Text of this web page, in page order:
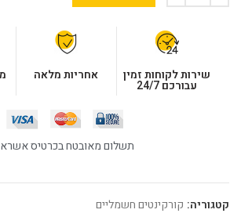
שירות לקוחות זמין
עבורכם 24/7
אחריות מלאה
תשלום מאובטח בכרטיס
קטגוריה: קורקינטים חשמליים